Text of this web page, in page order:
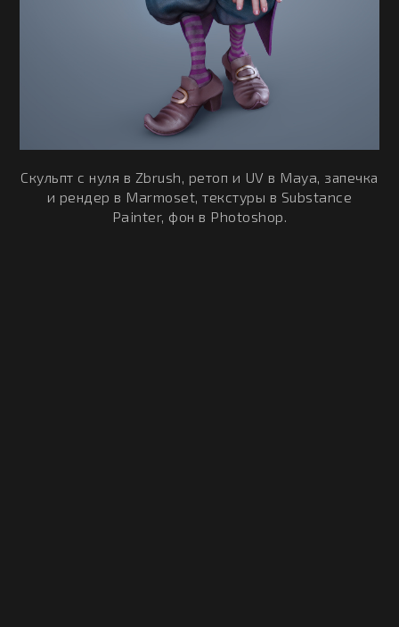
Скульпт с нуля в Zbrush, ретоп и UV в Maya, запечка
и рендер в Marmoset, текстуры в Substance
Painter, фон в Photoshop.